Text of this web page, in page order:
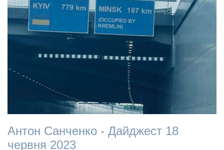
Антон Санченко - Дайджест 18
червня 2023